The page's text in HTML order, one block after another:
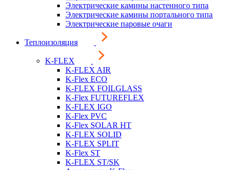
Электрические камины настенного типа
Электрические камины портального типа
Электрические паровые очаги
Теплоизоляция
K-FLEX
K-FLEX AIR
K-Flex ECO
K-FLEX FOILGLASS
K-Flex FUTUREFLEX
K-FLEX IGO
K-Flex PVC
K-Flex SOLAR HT
K-FLEX SOLID
K-FLEX SPLIT
K-Flex ST
K-FLEX ST/SK